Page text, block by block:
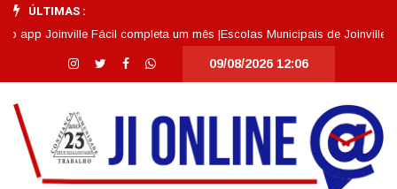
ÚLTIMAS :
Joinville Fácil completa um mês | Escolas Municipais de Joinville se
09/08/2026 12:06